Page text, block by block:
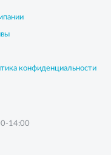
конфиденциальности
14:00